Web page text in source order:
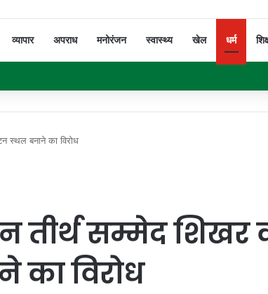
व्यापार अपराध मनोरंजन स्वास्थ्य खेल धर्म
स्थल बनाने का विरोध
तीर्थ सम्मेद शिखर
का विरोध